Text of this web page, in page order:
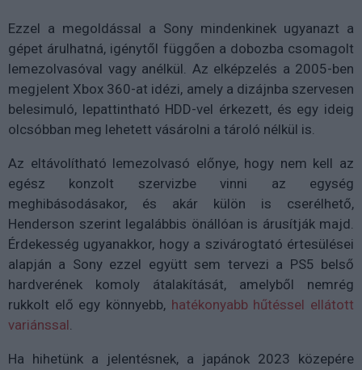
Ezzel a megoldással a Sony mindenkinek ugyanazt a
gépet árulhatná, igénytől függően a dobozba csomagolt
lemezolvasóval vagy anélkül. Az elképzelés a 2005-ben
megjelent Xbox 360-at idézi, amely a dizájnba szervesen
belesimuló, lepattintható HDD-vel érkezett, és egy ideig
olcsóbban meg lehetett vásárolni a tároló nélkül is.
Az eltávolítható lemezolvasó előnye, hogy nem kell az
egész konzolt szervizbe vinni az egység
meghibásodásakor, és akár külön is cserélhető,
Henderson szerint legalábbis önállóan is árusítják majd.
Érdekesség ugyanakkor, hogy a szivárogtató értesülései
alapján a Sony ezzel együtt sem tervezi a PS5 belső
hardverének komoly átalakítását, amelyből nemrég
rukkolt elő egy könnyebb, hatékonyabb hűtéssel ellátott
variánssal.
Ha hihetünk a jelentésnek, a japánok 2023 közepére